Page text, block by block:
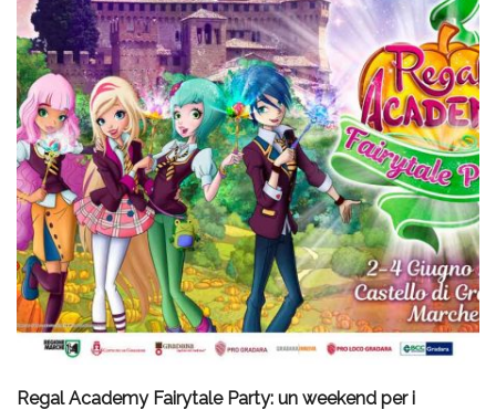
Regal Academy Fairytale Party: un weekend per i